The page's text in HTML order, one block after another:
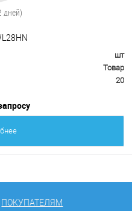
дней)
шт
Товар
20
ПОКУПАТЕЛЯМ